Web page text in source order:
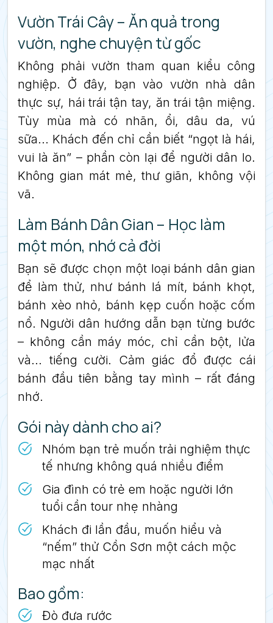
Vườn Trái Cây – Ăn quả trong
vườn, nghe chuyện từ gốc
Không phải vườn tham quan kiểu công
nghiệp. Ở đây, bạn vào vườn nhà dân
thực sự, hái trái tận tay, ăn trái tận miệng.
Tùy mùa mà có nhãn, ổi, dâu da, vú
sữa... Khách đến chỉ cần biết “ngọt là hái,
vui là ăn” – phần còn lại để người dân lo.
Không gian mát mẻ, thư giãn, không vội
vã.
Làm Bánh Dân Gian – Học làm
một món, nhớ cả đời
Bạn sẽ được chọn một loại bánh dân gian
để làm thử, như bánh lá mít, bánh khọt,
bánh xèo nhỏ, bánh kẹp cuốn hoặc cốm
nổ. Người dân hướng dẫn bạn từng bước
– không cần máy móc, chỉ cần bột, lửa
và... tiếng cười. Cảm giác đổ được cái
bánh đầu tiên bằng tay mình – rất đáng
nhớ.
Gói này dành cho ai?
Nhóm bạn trẻ muốn trải nghiệm thực
tế nhưng không quá nhiều điểm
Gia đình có trẻ em hoặc người lớn
tuổi cần tour nhẹ nhàng
Khách đi lần đầu, muốn hiểu và
“nếm” thử Cồn Sơn một cách mộc
mạc nhất
Bao gồm:
Đò đưa rước